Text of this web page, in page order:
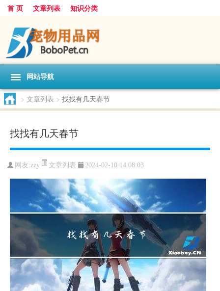
首 页 文章列表 知识分类
网站导航
> 文章列表 > 找找有几天春节
找找有几天春节
网友:zzy 文章列表 2024-02-10 14:08:03